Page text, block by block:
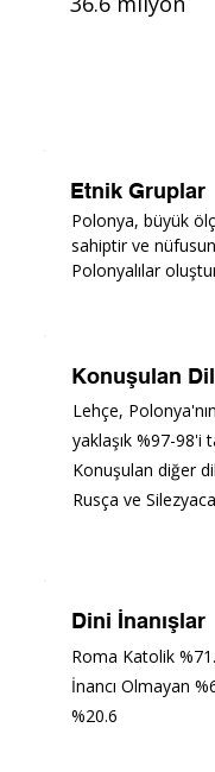
Etnik Gruplar
Polonya, büyük
sahiptir ve
Polonyalılar
Konuşulan
Lehçe,
yaklaşık %97-98'i
Konuşulan diğer
Rusça ve
Dini İnanışlar
Roma Katolik
İnancı Olmayan
%20.6